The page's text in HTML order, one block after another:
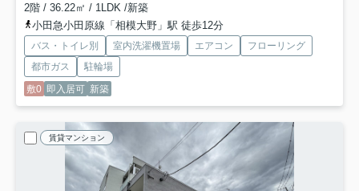
2階 / 36.22㎡ / 1LDK /新築
小田急小田原線「相模大野」駅 徒歩12分
バス・トイレ別 室内洗濯機置場 エアコン
フローリング
都市ガス
駐輪場
敷0 即入居可 新築
賃貸マンション